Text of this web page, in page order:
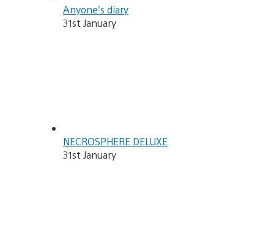
Anyone’s diary
31st January
NECROSPHERE DELUXE
31st January